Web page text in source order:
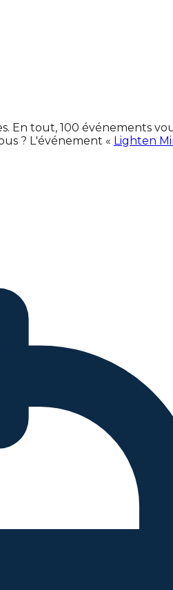
En tout, 100 événements
? L'événement « Lighten